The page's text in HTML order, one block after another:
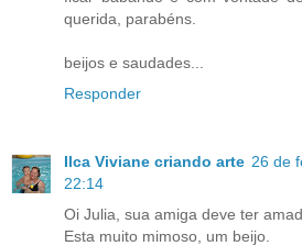
querida, parabéns.
beijos e saudades...
Responder
Ilca Viviane criando arte 26 de
22:14
Oi Julia, sua amiga deve ter
Esta muito mimoso, um beijo.